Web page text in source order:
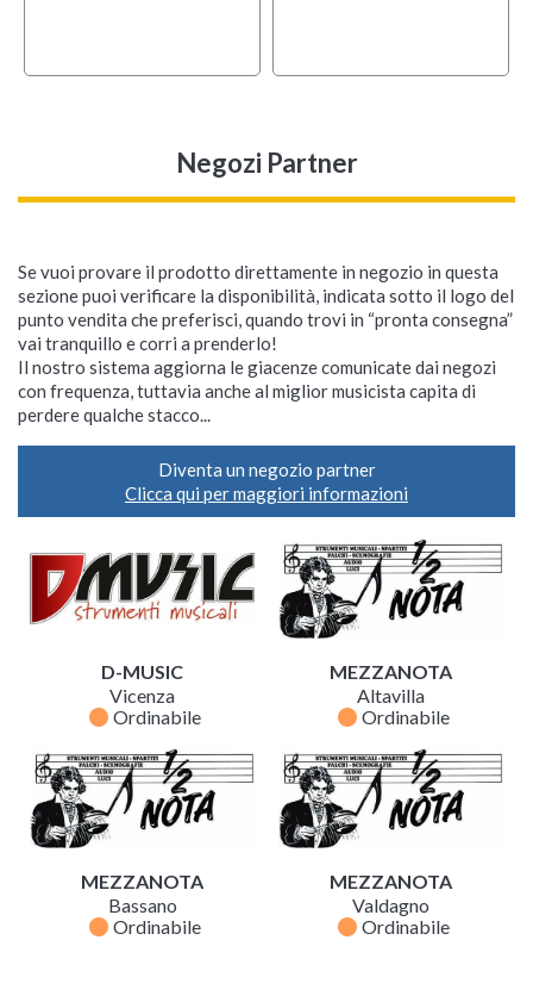
Negozi Partner
Se vuoi provare il prodotto direttamente in negozio in questa
sezione puoi verificare la disponibilità, indicata sotto il logo del
punto vendita che preferisci, quando trovi in “pronta consegna”
vai tranquillo e corri a prenderlo!
Il nostro sistema aggiorna le giacenze comunicate dai negozi
con frequenza, tuttavia anche al miglior musicista capita di
perdere qualche stacco...
Diventa un negozio partner
Clicca qui per maggiori informazioni
D-MUSIC
Vicenza
fiber_manual_record Ordinabile
MEZZANOTA
Altavilla
fiber_manual_record Ordinabile
MEZZANOTA
Bassano
fiber_manual_record Ordinabile
MEZZANOTA
Valdagno
fiber_manual_record Ordinabile